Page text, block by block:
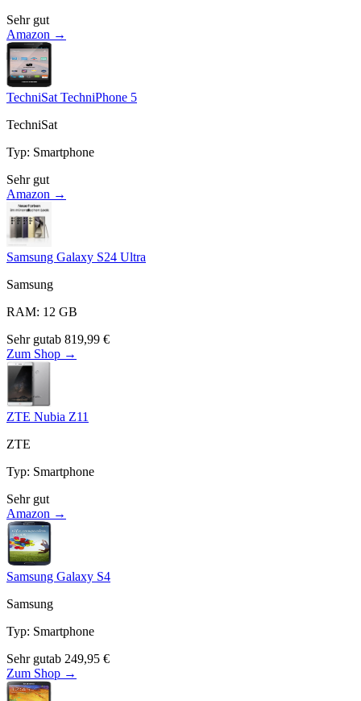
Sehr gut
Amazon →
TechniSat TechniPhone 5
TechniSat
Typ: Smartphone
Sehr gut
Amazon →
Samsung Galaxy S24 Ultra
Samsung
RAM: 12 GB
Sehr gutab 819,99 €
Zum Shop →
ZTE Nubia Z11
ZTE
Typ: Smartphone
Sehr gut
Amazon →
Samsung Galaxy S4
Samsung
Typ: Smartphone
Sehr gutab 249,95 €
Zum Shop →